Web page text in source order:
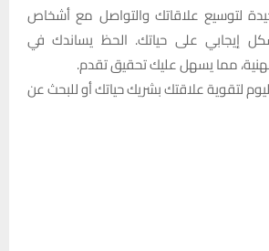
لتوسيع علاقاتك والتواصل مع أشخاص
إيجابي على حياتك. الحظ يساندك في
مما يسهل عليك تحقيق تقدم.
لتقوية علاقتك بشريك حياتك أو للبحث عن